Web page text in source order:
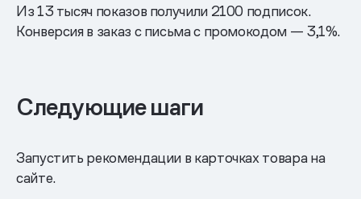
Из 13 тысяч показов получили 2100 подписок.
Конверсия в заказ с письма с промокодом — 3,1%.
Следующие шаги
Запустить рекомендации в карточках товара на
сайте.